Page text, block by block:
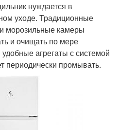
нуждается в
уходе. Традиционные
морозильные камеры
и очищать по мере
агрегаты с системой
периодически промывать.